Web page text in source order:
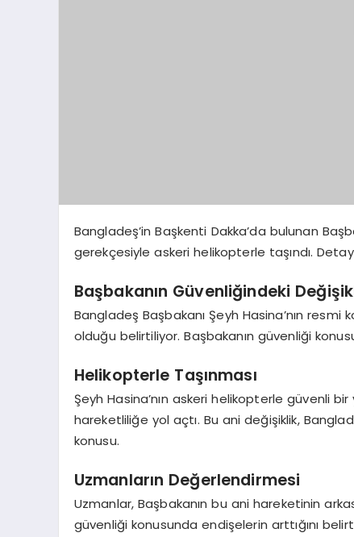
Bangladeş’in Başkenti Dakka’da bulunan
gerekçesiyle askeri helikopterle taşındı.
Başbakanın Güvenliğindeki
Bangladeş Başbakanı Şeyh Hasina’nın resmi
olduğu belirtiliyor. Başbakanın güvenliği
Helikopterle Taşınması
Şeyh Hasina’nın askeri helikopterle güvenli
hareketliliğe yol açtı. Bu ani değişiklik,
konusu.
Uzmanların Değerlendirmesi
Uzmanlar, Başbakanın bu ani hareketinin
güvenliği konusunda endişelerin arttığını